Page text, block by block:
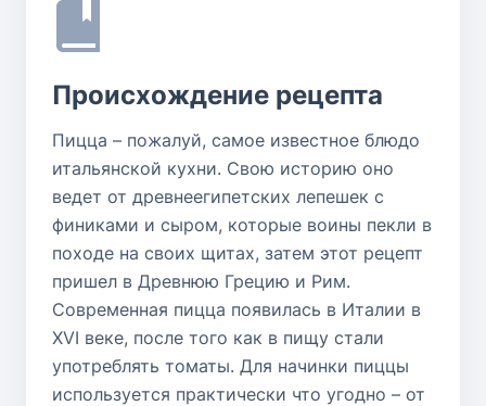
Происхождение рецепта
Пицца – пожалуй, самое известное блюдо
итальянской кухни. Свою историю оно
ведет от древнеегипетских лепешек с
финиками и сыром, которые воины пекли в
походе на своих щитах, затем этот рецепт
пришел в Древнюю Грецию и Рим.
Современная пицца появилась в Италии в
XVI веке, после того как в пищу стали
употреблять томаты. Для начинки пиццы
используется практически что угодно – от